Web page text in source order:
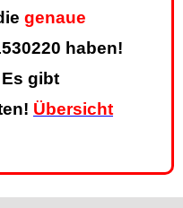
genaue
haben!
gibt
Übersicht